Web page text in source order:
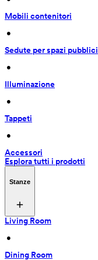
Mobili contenitori
•
Sedute per spazi pubblici
•
Illuminazione
•
Tappeti
•
Accessori
Esplora tutti i prodotti
Stanze
Living Room
•
Dining Room